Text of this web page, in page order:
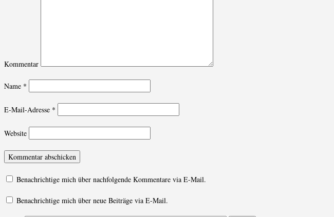
Kommentar
Name *
E-Mail-Adresse *
Website
Benachrichtige mich über nachfolgende Kommentare via E-Mail.
Benachrichtige mich über neue Beiträge via E-Mail.